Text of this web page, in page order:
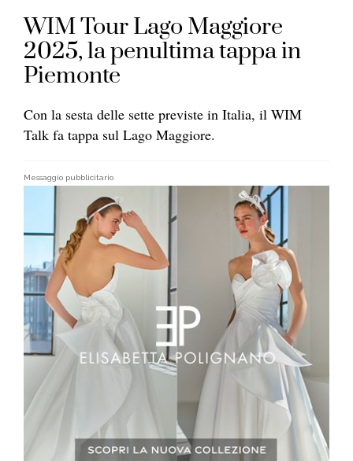
WIM Tour Lago Maggiore
2025, la penultima tappa in
Piemonte
Con la sesta delle sette previste in Italia, il WIM
Talk fa tappa sul Lago Maggiore.
Messaggio pubblicitario